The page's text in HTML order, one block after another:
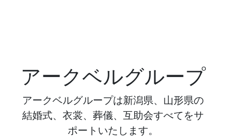
アークベルグループ
アークベルグループは新潟県、山形県の
結婚式、衣裳、葬儀、互助会すべてをサ
ポートいたします。